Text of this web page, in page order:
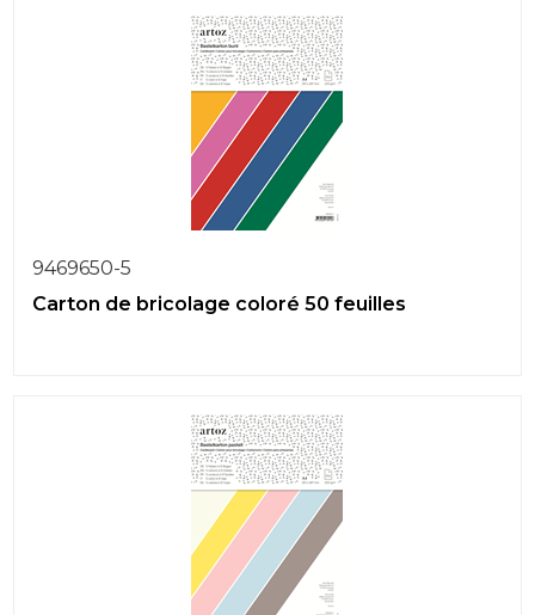
9469650-5
Carton de bricolage coloré 50 feuilles